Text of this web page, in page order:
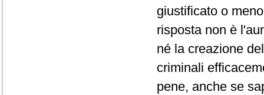
giustificato o
risposta non è
né la creazione
criminali
pene, anche se